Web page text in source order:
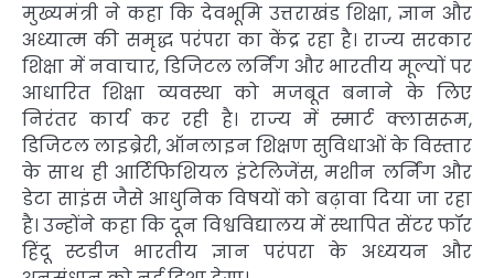
मुख्यमंत्री ने कहा कि देवभूमि उत्तराखंड शिक्षा, ज्ञान और
अध्यात्म की समृद्ध परंपरा का केंद्र रहा है। राज्य सरकार
शिक्षा में नवाचार, डिजिटल लर्निंग और भारतीय मूल्यों पर
आधारित शिक्षा व्यवस्था को मजबूत बनाने के लिए
निरंतर कार्य कर रही है। राज्य में स्मार्ट क्लासरूम,
डिजिटल लाइब्रेरी, ऑनलाइन शिक्षण सुविधाओं के विस्तार
के साथ ही आर्टिफिशियल इंटेलिजेंस, मशीन लर्निंग और
डेटा साइंस जैसे आधुनिक विषयों को बढ़ावा दिया जा रहा
है। उन्होंने कहा कि दून विश्वविद्यालय में स्थापित सेंटर फॉर
हिंदू स्टडीज भारतीय ज्ञान परंपरा के अध्ययन और